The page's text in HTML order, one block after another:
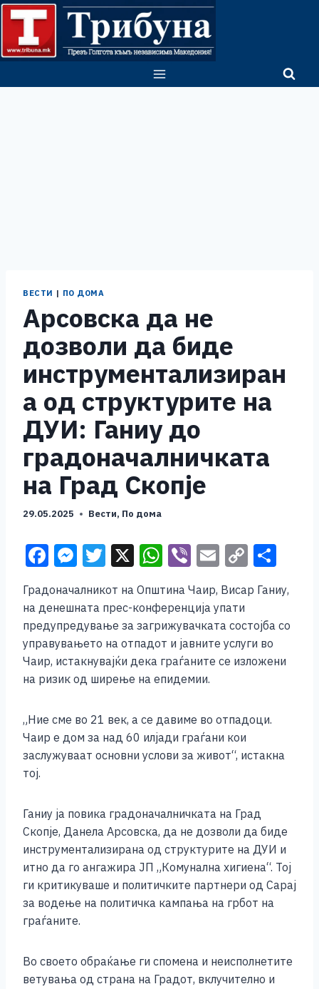
Skip
content
ВЕСТИ | ПО ДОМА
Арсовска да не
дозволи да биде
инструментализиран
а од структурите на
ДУИ: Ганиу до
градоначалничката
на Град Скопје
29.05.2025 Вести, По дома
F
c
e
b
o
o
k
M
ss
e
n
g
er
T
tt
er
X W
at
s
A
p
p
Vi
b
er
E
m
ai
l
C
o
p
y
Li
n
ar
e
Градоначалникот на Општина Чаир, Висар Ганиу,
на денешната прес-конференција упати
предупредување за загрижувачката состојба со
управувањето на отпадот и јавните услуги во
Чаир, истакнувајќи дека граѓаните се изложени
на ризик од ширење на епидемии.
„Ние сме во 21 век, а се давиме во отпадоци.
Чаир е дом за над 60 илјади граѓани кои
заслужуваат основни услови за живот“, истакна
тој.
Ганиу ја повика градоначалничката на Град
Скопје, Данела Арсовска, да не дозволи да биде
инструментализирана од структурите на ДУИ и
итно да го ангажира ЈП „Комунална хигиена“. Тој
ги критикуваше и политичките партнери од Сарај
за водење на политичка кампања на грбот на
граѓаните.
Во своето обраќање ги спомена и неисполнетите
ветувања од страна на Градот, вклучително и